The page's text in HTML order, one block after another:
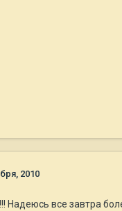
2010
Надеюсь все завтра